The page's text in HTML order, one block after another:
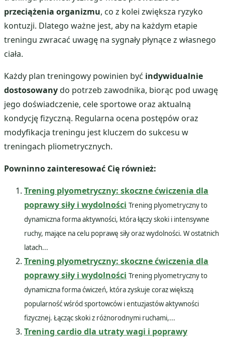
przeciążenia organizmu, co z kolei zwiększa ryzyko
kontuzji. Dlatego ważne jest, aby na każdym etapie
treningu zwracać uwagę na sygnały płynące z własnego
ciała.
Każdy plan treningowy powinien być indywidualnie
dostosowanydo potrzeb zawodnika, biorąc pod uwagę
jego doświadczenie, cele sportowe oraz aktualną
kondycję fizyczną. Regularna ocena postępów oraz
modyfikacja treningu jest kluczem do sukcesu w
treningach pliometrycznych.
Powninno zainteresować Cię również:
Trening plyometryczny: skoczne ćwiczenia dla
poprawy siły i wydolności Trening plyometryczny to
dynamiczna forma aktywności, która łączy skoki i intensywne
ruchy, mające na celu poprawę siły oraz wydolności. W ostatnich
latach...
Trening plyometryczny: skoczne ćwiczenia dla
poprawy siły i wydolności Trening plyometryczny to
dynamiczna forma ćwiczeń, która zyskuje coraz większą
popularność wśród sportowców i entuzjastów aktywności
fizycznej. Łącząc skoki z różnorodnymi ruchami,...
Trening cardio dla utraty wagi i poprawy